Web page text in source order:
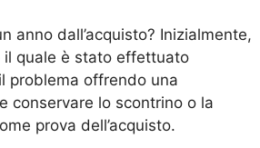
anno dall’acquisto? Inizialmente,
il quale è stato effettuato
problema offrendo una
conservare lo scontrino o la
prova dell’acquisto.